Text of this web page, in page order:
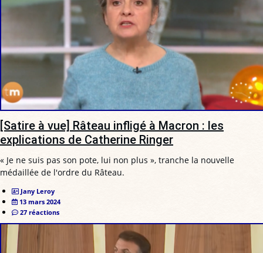
[Satire à vue] Râteau infligé à Macron : les
explications de Catherine Ringer
« Je ne suis pas son pote, lui non plus », tranche la nouvelle
médaillée de l'ordre du Râteau.
Jany Leroy
13 mars 2024
27 réactions